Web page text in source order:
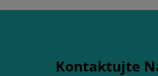
Kontaktujte